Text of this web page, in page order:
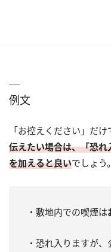
例文
「お控えください」だ
伝えたい場合は、「恐
を加えると良いでしょう。
・敷地内での喫煙は
・恐れ入りますが